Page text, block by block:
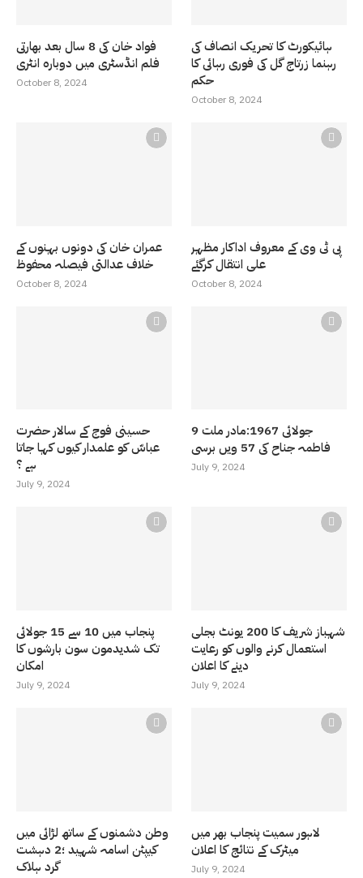
فواد خان کی 8 سال بعد بھارتی
فلم انڈسٹری میں دوبارہ انٹری
October 8, 2024
ہائیکورٹ کا تحریک انصاف کی
رہنما زرتاج گل کی فوری رہائی کا
حکم
October 8, 2024
عمران خان کی دونوں بہنوں کے
خلاف عدالتی فیصلہ محفوظ
October 8, 2024
پی ٹی وی کے معروف اداکار مظہر
علی انتقال کرگئے
October 8, 2024
حسینی فوج کے سالار حضرت
عباسّ کو علمدار کیوں کہا جاتا
ہے ؟
July 9, 2024
9 جولائی 1967:مادر ملت
فاطمہ جناح کی 57 ویں برسی
July 9, 2024
پنجاب میں 10 سے 15 جولائی
تک شدیدمون سون بارشوں کا
امکان
July 9, 2024
شہباز شریف کا 200 یونٹ بجلی
استعمال کرنے والوں کو رعایت
دینے کا اعلان
July 9, 2024
وطن دشمنوں کے ساتھ لڑائی میں
کیپٹن اسامہ شہید ؛2 دہشت
گرد ہلاک
لاہور سمیت پنجاب بھر میں
میٹرک کے نتائج کا اعلان
July 9, 2024